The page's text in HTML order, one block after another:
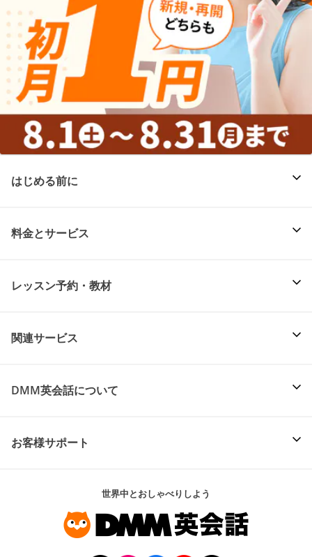
はじめる前に
料金とサービス
レッスン予約・教材
関連サービス
DMM英会話について
お客様サポート
世界中とおしゃべりしよう